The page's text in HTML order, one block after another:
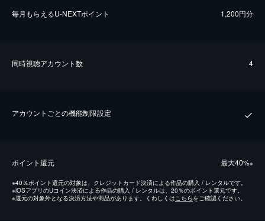
毎⽉もらえるU-NEXTポイント 1,200円分
同時視聴アカウント数 4
アカウントごとの機能制限設定
ポイント還元 最⼤40%※
※40％ポイント還元の対象は、クレジットカード決済による作品の購入 / レンタルです。
※iOSアプリのUコイン決済による作品の購入 / レンタルは、20％のポイント還元です。
※還元の対象外となる決済方法や商品があります。くわしくはこちらをご確認ください。